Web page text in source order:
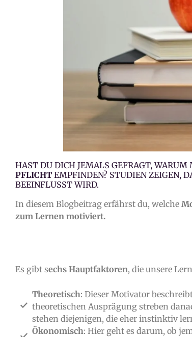
HAST DU DICH JEMALS GEFRAGT, WARUM
PFLICHT EMPFINDEN? STUDIEN ZEIGEN,
BEEINFLUSST WIRD.
In diesem Blogbeitrag erfährst du, welche
zum Lernen motiviert.
Es gibt sechs Hauptfaktoren, die unsere
Theoretisch: Dieser Motivator
theoretischen Ausprägung streben
stehen diejenigen, die eher instinktiv
Ökonomisch: Hier geht es darum, ob